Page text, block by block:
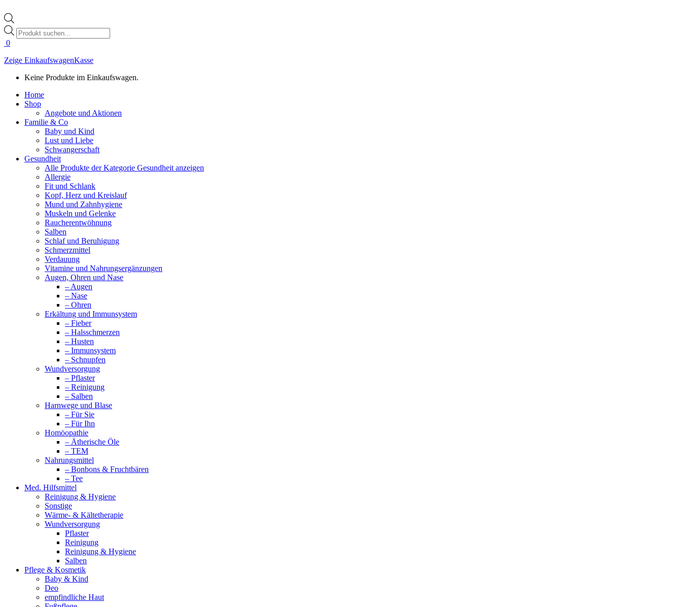
Products
search
0
Zeige EinkaufswagenKasse
Keine Produkte im Einkaufswagen.
Home
Shop
Angebote und Aktionen
Familie & Co
Baby und Kind
Lust und Liebe
Schwangerschaft
Gesundheit
Alle Produkte der Kategorie Gesundheit anzeigen
Allergie
Fit und Schlank
Kopf, Herz und Kreislauf
Mund und Zahnhygiene
Muskeln und Gelenke
Raucherentwöhnung
Salben
Schlaf und Beruhigung
Schmerzmittel
Verdauung
Vitamine und Nahrungsergänzungen
Augen, Ohren und Nase
– Augen
– Nase
– Ohren
Erkältung und Immunsystem
– Fieber
– Halsschmerzen
– Husten
– Immunsystem
– Schnupfen
Wundversorgung
– Pflaster
– Reinigung
– Salben
Harnwege und Blase
– Für Sie
– Für Ihn
Homöopathie
– Ätherische Öle
– TEM
Nahrungsmittel
– Bonbons & Fruchtbären
– Tee
Med. Hilfsmittel
Reinigung & Hygiene
Sonstige
Wärme- & Kältetherapie
Wundversorgung
Pflaster
Reinigung
Reinigung & Hygiene
Salben
Pflege & Kosmetik
Baby & Kind
Deo
empfindliche Haut